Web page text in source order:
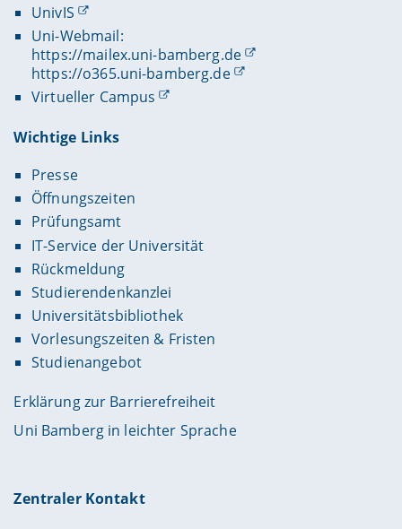
UnivIS
Uni-Webmail:
https://mailex.uni-bamberg.de
https://o365.uni-bamberg.de
Virtueller Campus
Wichtige Links
Presse
Öffnungszeiten
Prüfungsamt
IT-Service der Universität
Rückmeldung
Studierendenkanzlei
Universitätsbibliothek
Vorlesungszeiten & Fristen
Studienangebot
Erklärung zur Barrierefreiheit
Uni Bamberg in leichter Sprache
Zentraler Kontakt